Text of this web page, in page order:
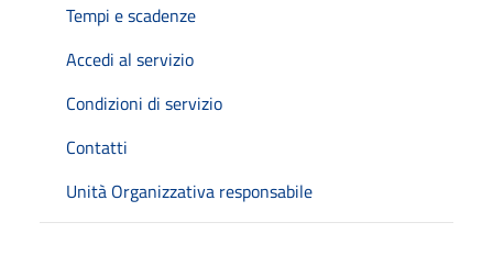
Tempi e scadenze
Accedi al servizio
Condizioni di servizio
Contatti
Unità Organizzativa responsabile